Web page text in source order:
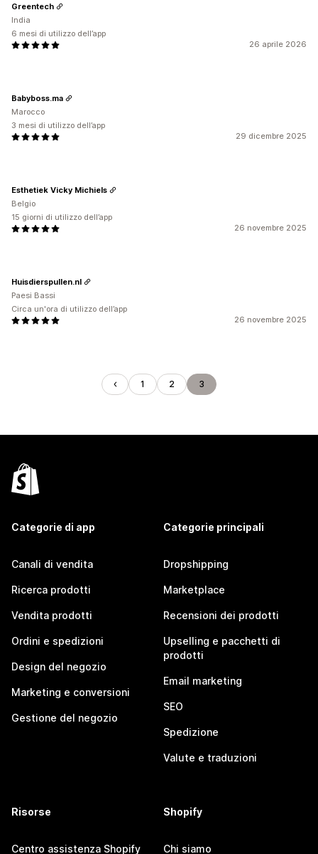
26 aprile 2026
Greentech
India
6 mesi di utilizzo dell’app
29 dicembre 2025
Babyboss.ma
Marocco
3 mesi di utilizzo dell’app
26 novembre 2025
Esthetiek Vicky Michiels
Belgio
15 giorni di utilizzo dell’app
26 novembre 2025
Huisdierspullen.nl
Paesi Bassi
Circa un'ora di utilizzo dell’app
1 2 3
Categorie di app
Canali di vendita
Ricerca prodotti
Vendita prodotti
Ordini e spedizioni
Design del negozio
Marketing e conversioni
Gestione del negozio
Categorie principali
Dropshipping
Marketplace
Recensioni dei prodotti
Upselling e pacchetti di
prodotti
Email marketing
SEO
Spedizione
Valute e traduzioni
Risorse
Centro assistenza Shopify
Shopify
Chi siamo